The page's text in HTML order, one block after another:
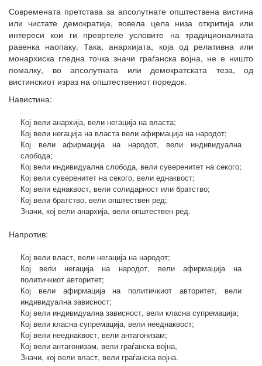
Современата претстава за апсолутнате општествена вистина
или чистате демократија, вовела цела низа откритија или
интереси кои ги превртеле условите на традиционалната
равенка наопаку. Така, анархијата, која од релативна или
монархиска гледна точка значи граѓанска војна, не е ништо
помалку, во апсолутната или демократската теза, од
вистинскиот израз на општествениот поредок.
Навистина:
Кој вели анархија, вели негација на власта;
Кој вели негација на власта вели афирмација на народот;
Кој вели афирмација на народот, вели индивидуална
слобода;
Кој вели индивидуална слобода, вели суверенитет на секого;
Кој вели суверенитет на секого, вели еднаквост;
Кој вели еднаквост, вели солидарност или братство;
Кој вели братство, вели општествен ред;
Значи, кој вели анархија, вели општествен ред.
Напротив:
Кој вели власт, вели негација на народот;
Кој вели негација на народот, вели афирмација на
политичкиот авторитет;
Кој вели афирмација на политичкиот авторитет, вели
индивидуална зависност;
Кој вели индивидуална зависност, вели класна супремација;
Кој вели класна супремација, вели нееднаквост;
Кој вели нееднаквост, вели антагонизам;
Кој вели антагонизам, вели граѓанска војна,
Значи, кој вели власт, вели граѓанска војна.